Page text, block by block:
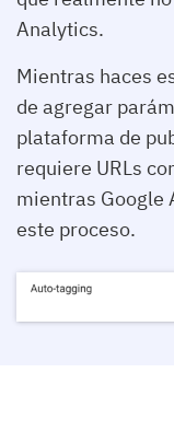
Analytics.
Mientras haces
de agregar
plataforma de
requiere URLs
mientras Google
este proceso.